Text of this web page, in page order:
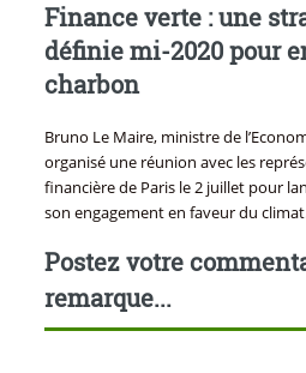
Finance verte : une
définie mi-2020 pour
charbon
Bruno Le Maire, ministre de
organisé une réunion avec les
financière de Paris le 2 juillet pour
son engagement en faveur du
Postez votre
remarque...